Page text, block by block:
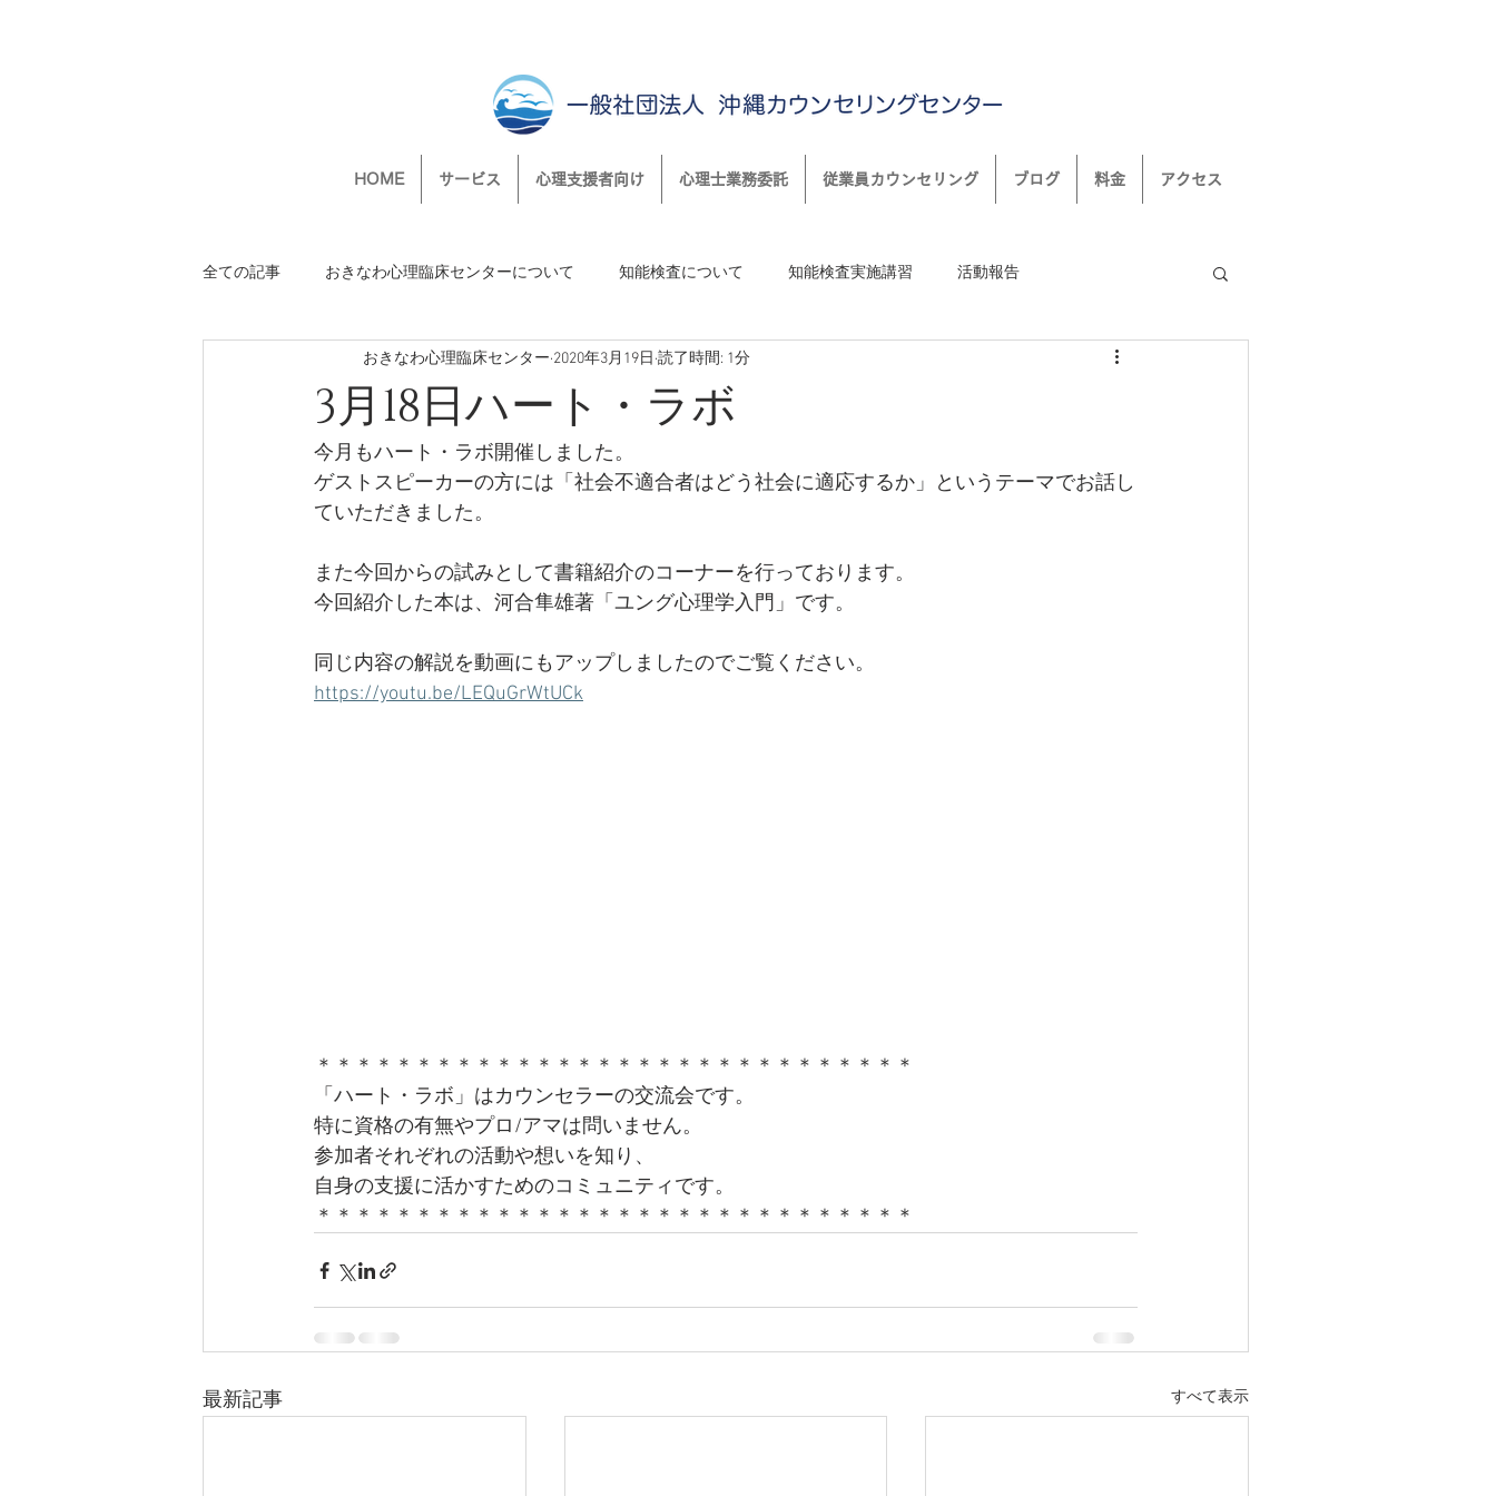
HOME サービス 心理支援者向け 心理士業務委託 従業員カウンセリング ブログ 料金 アクセス
全ての記事 おきなわ心理臨床センターについて 知能検査について 知能検査実施講習 活動報告
おきなわ心理臨床センターからのお知らせ カウンセリング実践講座
ラジオ番組「リーダーズコンパス」 三愛ネクスト
3月18日ハート・ラボ
おきなわ心理臨床センター 2020年3月19日 読了時間: 1分
今月もハート・ラボ開催しました。
ゲストスピーカーの方には「社会不適合者はどう社会に適応するか」というテーマでお話し
ていただきました。
また今回からの試みとして書籍紹介のコーナーを行っております。
今回紹介した本は、河合隼雄著「ユング心理学入門」です。
同じ内容の解説を動画にもアップしましたのでご覧ください。
https://youtu.be/LEQuGrWtUCk
＊＊＊＊＊＊＊＊＊＊＊＊＊＊＊＊＊＊＊＊＊＊＊＊＊＊＊＊＊＊
「ハート・ラボ」はカウンセラーの交流会です。
特に資格の有無やプロ/アマは問いません。
参加者それぞれの活動や想いを知り、
自身の支援に活かすためのコミュニティです。
＊＊＊＊＊＊＊＊＊＊＊＊＊＊＊＊＊＊＊＊＊＊＊＊＊＊＊＊＊＊
最新記事 すべて表示